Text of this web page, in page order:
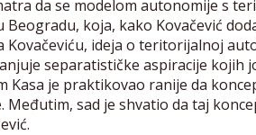
da se modelom autonomije s
Beogradu, koja, kako Kovačević
Kovačeviću, ideja o teritorijalnoj
separatističke aspiracije kojih
Kasa je praktikovao ranije da
Međutim, sad je shvatio da taj